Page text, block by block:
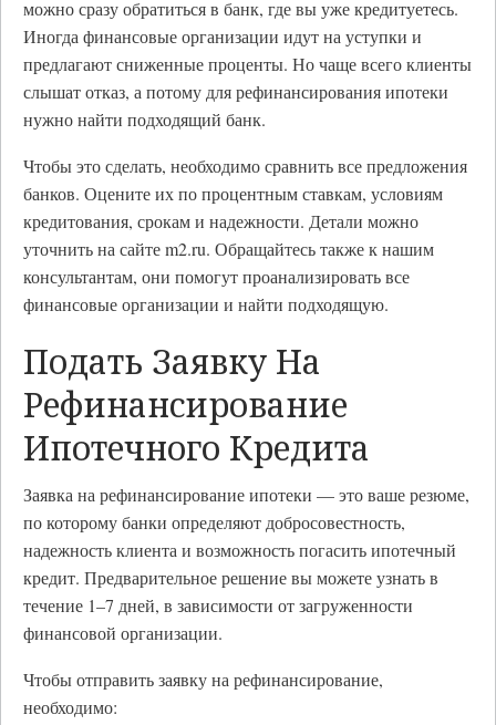
можно сразу обратиться в банк, где вы уже кредитуетесь.
Иногда финансовые организации идут на уступки и
предлагают сниженные проценты. Но чаще всего клиенты
слышат отказ, а потому для рефинансирования ипотеки
нужно найти подходящий банк.
Чтобы это сделать, необходимо сравнить все предложения
банков. Оцените их по процентным ставкам, условиям
кредитования, срокам и надежности. Детали можно
уточнить на сайте m2.ru. Обращайтесь также к нашим
консультантам, они помогут проанализировать все
финансовые организации и найти подходящую.
Подать Заявку На
Рефинансирование
Ипотечного Кредита
Заявка на рефинансирование ипотеки — это ваше резюме,
по которому банки определяют добросовестность,
надежность клиента и возможность погасить ипотечный
кредит. Предварительное решение вы можете узнать в
течение 1–7 дней, в зависимости от загруженности
финансовой организации.
Чтобы отправить заявку на рефинансирование,
необходимо: